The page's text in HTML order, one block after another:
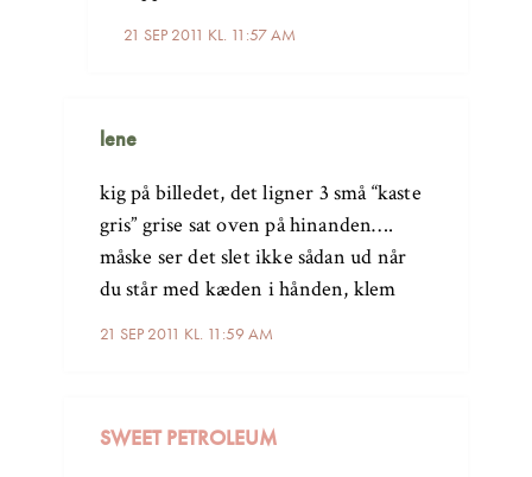
21 SEP 2011 KL. 11:57 AM
lene
21 SEP 2011 KL. 11:59 AM
kig på billedet, det ligner 3 små “kaste
gris” grise sat oven på hinanden….
måske ser det slet ikke sådan ud når
du står med kæden i hånden, klem
SWEET PETROLEUM